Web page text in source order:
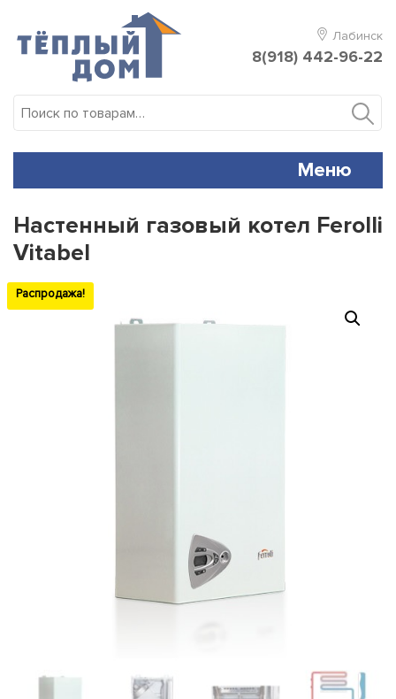
content
Лабинск
8(918) 442-96-22
Искать:
Меню
Настенный газовый котел Ferolli
Vitabel
Распродажа!